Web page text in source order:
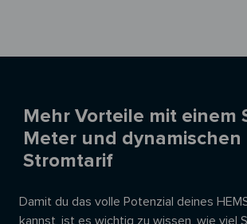
Mehr Vorteile mit einem
Meter und dynamischen
Stromtarif
Damit du das volle Potenzial deines